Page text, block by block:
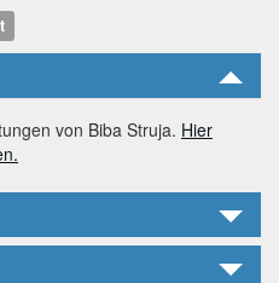
von Biba Struja. Hier